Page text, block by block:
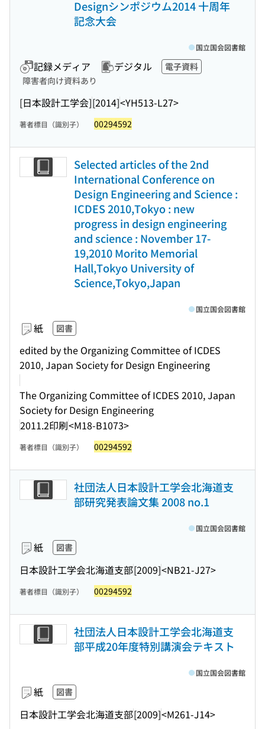
Designシンポジウム2014 十周年
記念大会
記録メディア デジタル
電子資料
障害者向け資料あり
[日本設計工学会][2014]<YH513-L27>
国立国会図書館
著者標目（識別子） 00294592
Selected articles of the 2nd
International Conference on
Design Engineering and Science :
ICDES 2010,Tokyo : new
progress in design engineering
and science : November 17-
19,2010 Morito Memorial
Hall,Tokyo University of
Science,Tokyo,Japan
紙 図書
edited by the Organizing Committee of ICDES
2010, Japan Society for Design Engineering
The Organizing Committee of ICDES 2010, Japan
Society for Design Engineering
2011.2印刷<M18-B1073>
国立国会図書館
著者標目（識別子） 00294592
社団法人日本設計工学会北海道支
部研究発表論文集 2008 no.1
紙 図書
日本設計工学会北海道支部[2009]<NB21-J27>
国立国会図書館
著者標目（識別子） 00294592
社団法人日本設計工学会北海道支
部平成20年度特別講演会テキスト
紙 図書
日本設計工学会北海道支部[2009]<M261-J14>
国立国会図書館